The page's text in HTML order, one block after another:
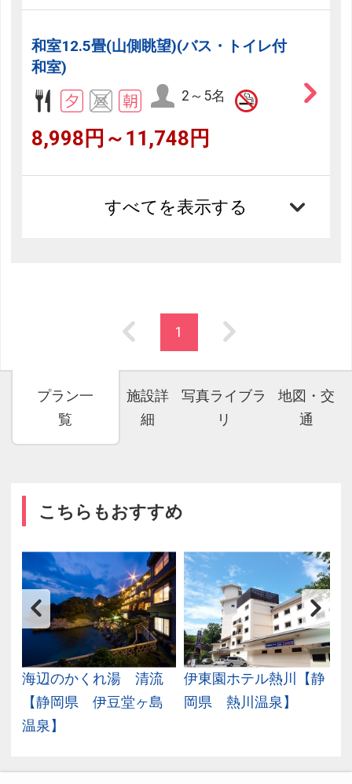
和室12.5畳(山側眺望)(バス・トイレ付
和室)
2～5名
8,998円～11,748円
すべてを表示する
1
プラン一
覧
施設詳
細
写真ライブラ
リ
地図・交
通
こちらもおすすめ
海辺のかくれ湯 清流
【静岡県 伊豆堂ヶ島
温泉】
伊東園ホテル熱川【静
岡県 熱川温泉】